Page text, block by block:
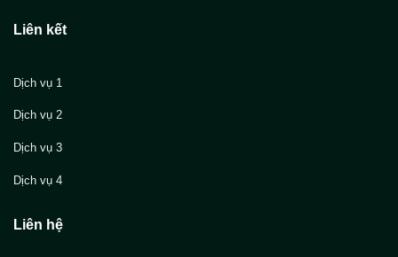
Liên kết
Dịch vụ 1
Dịch vụ 2
Dịch vụ 3
Dịch vụ 4
Liên hệ